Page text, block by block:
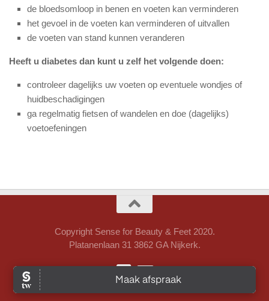
de bloedsomloop in benen en voeten kan verminderen
het gevoel in de voeten kan verminderen of uitvallen
de voeten van stand kunnen veranderen
Heeft u diabetes dan kunt u zelf het volgende doen:
controleer dagelijks uw voeten op eventuele wondjes of
huidbeschadigingen
ga regelmatig fietsen of wandelen en doe (dagelijks)
voetoefeningen
Copyright Sense for Beauty & Feet 2020.
Platanenlaan 31 3862 GA Nijkerk.